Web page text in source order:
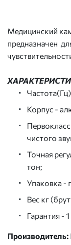
Медицинский
предназначен
Корпус -
чистого
Точная
тон;
Упаковка -
Вес кг
Гарантия -
Производитель: